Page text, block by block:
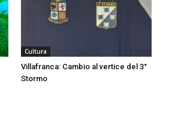
Cultura
Villafranca: Cambio al vertice del 3°
Stormo